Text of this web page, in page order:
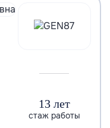
13 лет
стаж работы